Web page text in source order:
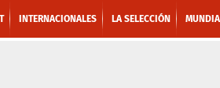
INTERNACIONALES LA SELECCIÓN